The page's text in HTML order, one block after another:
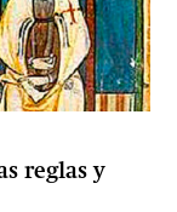
reglas y